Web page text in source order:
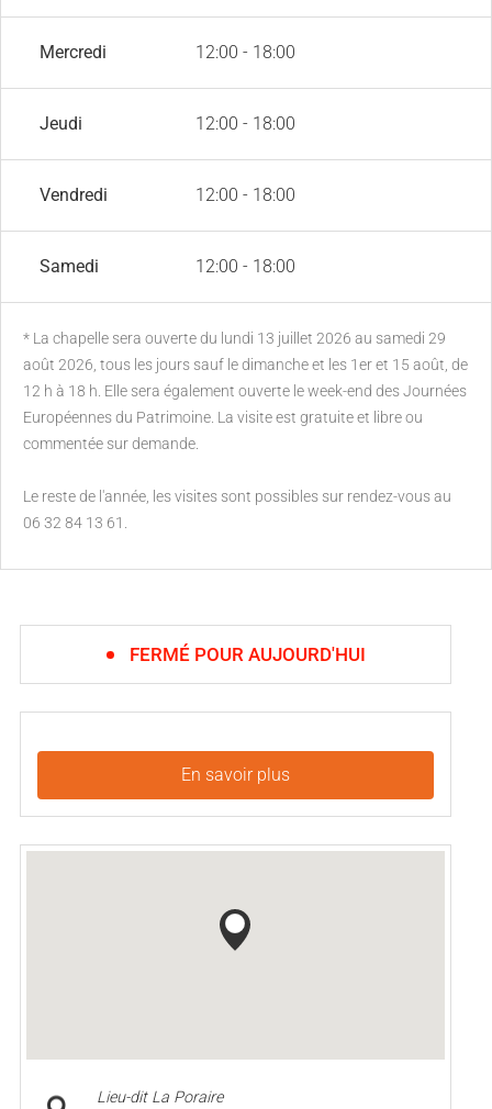
Mercredi 12:00 - 18:00
Jeudi 12:00 - 18:00
Vendredi 12:00 - 18:00
Samedi 12:00 - 18:00
* La chapelle sera ouverte du lundi 13 juillet 2026 au samedi 29
août 2026, tous les jours sauf le dimanche et les 1er et 15 août, de
12 h à 18 h. Elle sera également ouverte le week-end des Journées
Européennes du Patrimoine. La visite est gratuite et libre ou
commentée sur demande.
Le reste de l'année, les visites sont possibles sur rendez-vous au
06 32 84 13 61.
FERMÉ POUR AUJOURD'HUI
En savoir plus
Lieu-dit La Poraire